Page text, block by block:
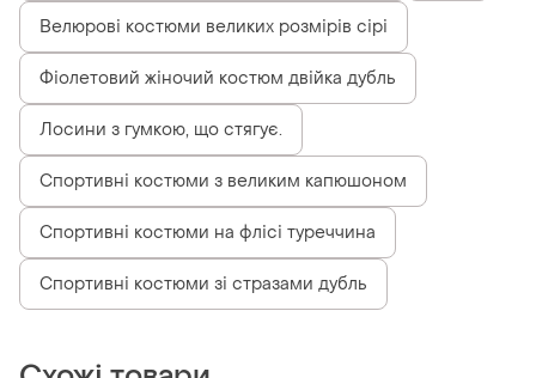
Велюрові костюми великих розмірів сірі
Фіолетовий жіночий костюм двійка дубль
Лосини з гумкою, що стягує.
Спортивні костюми з великим капюшоном
Спортивні костюми на флісі туреччина
Спортивні костюми зі стразами дубль